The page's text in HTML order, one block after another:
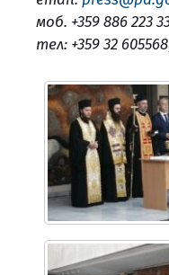
моб. +359 886 223
тел: +359 32 605568